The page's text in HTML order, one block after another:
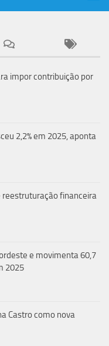
impor contribuição por
2,2% em 2025, aponta
reestruturação financeira
e movimenta 60,7
2025
Castro como nova